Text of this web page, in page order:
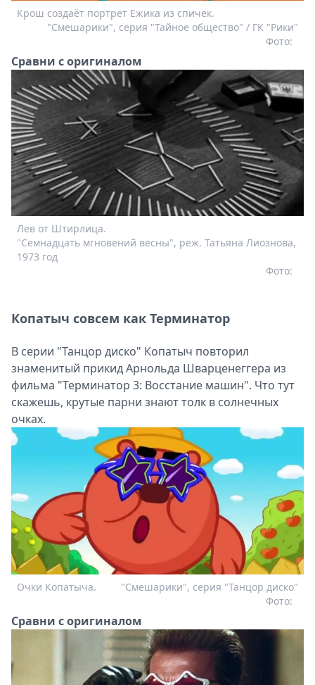
Крош создаёт портрет Ежика из спичек.
"Смешарики", серия "Тайное общество" / ГК "Рики"
Фото:
Сравни с оригиналом
Лев от Штирлица.
"Семнадцать мгновений весны", реж. Татьяна Лиознова,
1973 год
Фото:
Копатыч совсем как Терминатор
В серии "Танцор диско" Копатыч повторил
знаменитый прикид Арнольда Шварценеггера из
фильма "Терминатор 3: Восстание машин". Что тут
скажешь, крутые парни знают толк в солнечных
очках.
Очки Копатыча.
"Смешарики", серия "Танцор диско"
Фото:
Сравни с оригиналом